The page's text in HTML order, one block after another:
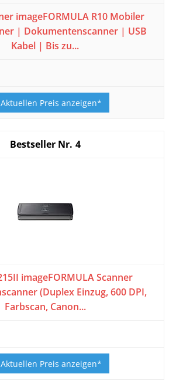
imageFORMULA R10 Mobiler
| Dokumentenscanner | USB
Kabel | Bis zu...
Aktuellen Preis anzeigen*
4
imageFORMULA Scanner
(Duplex Einzug, 600 DPI,
Farbscan, Canon...
Aktuellen Preis anzeigen*